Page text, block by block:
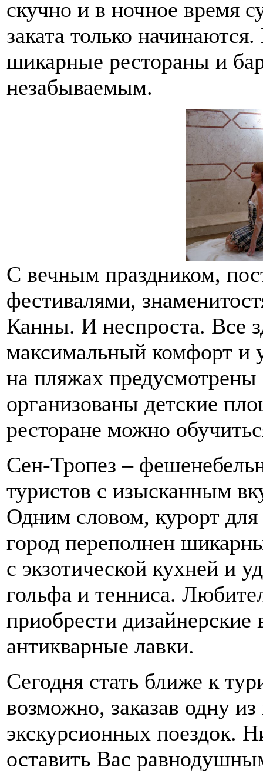
скучно и в ночное время
заката только
шикарные рестораны и
незабываемым.
С вечным праздником,
фестивалями,
Канны. И неспроста. Все
максимальный комфорт и
на пляжах предусмотрены
организованы детские
ресторане можно
Сен-Тропез –
туристов с изысканным
Одним словом, курорт
город переполнен
с экзотической кухней и
гольфа и тенниса.
приобрести
антикварные лавки.
Сегодня стать ближе к
возможно, заказав одну
экскурсионных поездок.
оставить Вас